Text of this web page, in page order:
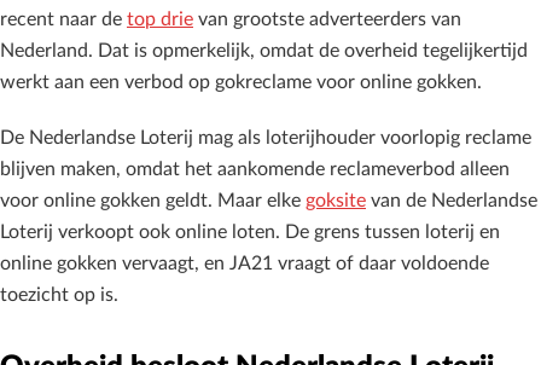
recent naar de top drie van grootste adverteerders van
Nederland. Dat is opmerkelijk, omdat de overheid tegelijkertijd
werkt aan een verbod op gokreclame voor online gokken.
De Nederlandse Loterij mag als loterijhouder voorlopig reclame
blijven maken, omdat het aankomende reclameverbod alleen
voor online gokken geldt. Maar elke goksite van de Nederlandse
Loterij verkoopt ook online loten. De grens tussen loterij en
online gokken vervaagt, en JA21 vraagt of daar voldoende
toezicht op is.